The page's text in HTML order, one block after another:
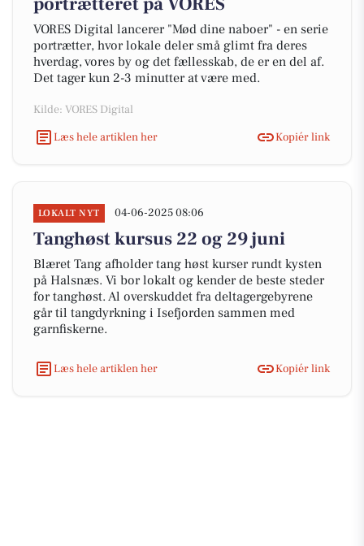
VORES Digital lancerer "Mød dine naboer" - en serie
portrætter, hvor lokale deler små glimt fra deres
hverdag, vores by og det fællesskab, de er en del af.
Det tager kun 2-3 minutter at være med.
Kilde: VORES Digital
Læs hele artiklen her
Kopiér link
LOKALT NYT 04-06-2025 08:06
Tanghøst kursus 22 og 29 juni
Blæret Tang afholder tang høst kurser rundt kysten
på Halsnæs. Vi bor lokalt og kender de beste steder
for tanghøst. Al overskuddet fra deltagergebyrene
går til tangdyrkning i Isefjorden sammen med
garnfiskerne.
Læs hele artiklen her Kopiér link